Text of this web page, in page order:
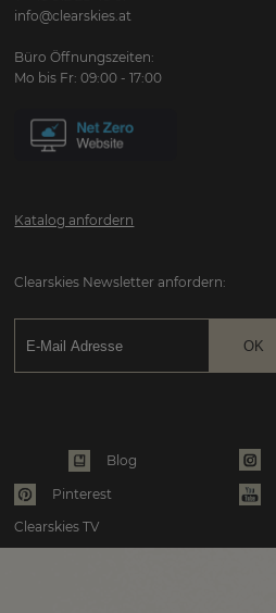
info@clearskies.at
Büro Öffnungszeiten:
Mo bis Fr: 09:00 - 17:00
Katalog anfordern
Clearskies Newsletter anfordern:
Blog
Pinterest
Clearskies TV